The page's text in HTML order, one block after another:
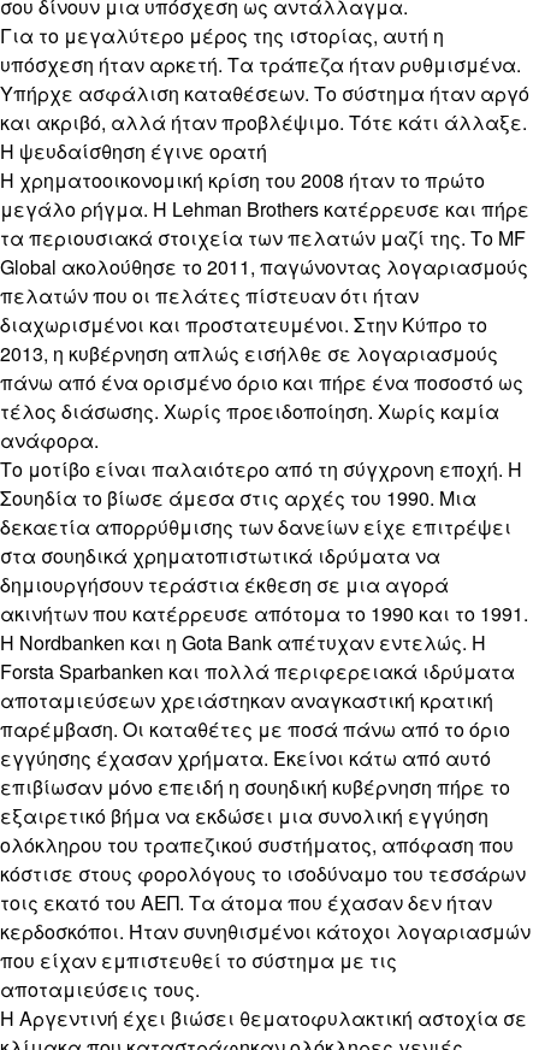
σου δίνουν μια υπόσχεση ως αντάλλαγμα.
Για το μεγαλύτερο μέρος της ιστορίας, αυτή η
υπόσχεση ήταν αρκετή. Τα τράπεζα ήταν ρυθμισμένα.
Υπήρχε ασφάλιση καταθέσεων. Το σύστημα ήταν αργό
και ακριβό, αλλά ήταν προβλέψιμο. Τότε κάτι άλλαξε.
Η ψευδαίσθηση έγινε ορατή
Η χρηματοοικονομική κρίση του 2008 ήταν το πρώτο
μεγάλο ρήγμα. Η Lehman Brothers κατέρρευσε και πήρε
τα περιουσιακά στοιχεία των πελατών μαζί της. Το MF
Global ακολούθησε το 2011, παγώνοντας λογαριασμούς
πελατών που οι πελάτες πίστευαν ότι ήταν
διαχωρισμένοι και προστατευμένοι. Στην Κύπρο το
2013, η κυβέρνηση απλώς εισήλθε σε λογαριασμούς
πάνω από ένα ορισμένο όριο και πήρε ένα ποσοστό ως
τέλος διάσωσης. Χωρίς προειδοποίηση. Χωρίς καμία
ανάφορα.
Το μοτίβο είναι παλαιότερο από τη σύγχρονη εποχή. Η
Σουηδία το βίωσε άμεσα στις αρχές του 1990. Μια
δεκαετία απορρύθμισης των δανείων είχε επιτρέψει
στα σουηδικά χρηματοπιστωτικά ιδρύματα να
δημιουργήσουν τεράστια έκθεση σε μια αγορά
ακινήτων που κατέρρευσε απότομα το 1990 και το 1991.
Η Nordbanken και η Gota Bank απέτυχαν εντελώς. Η
Forsta Sparbanken και πολλά περιφερειακά ιδρύματα
αποταμιεύσεων χρειάστηκαν αναγκαστική κρατική
παρέμβαση. Οι καταθέτες με ποσά πάνω από το όριο
εγγύησης έχασαν χρήματα. Εκείνοι κάτω από αυτό
επιβίωσαν μόνο επειδή η σουηδική κυβέρνηση πήρε το
εξαιρετικό βήμα να εκδώσει μια συνολική εγγύηση
ολόκληρου του τραπεζικού συστήματος, απόφαση που
κόστισε στους φορολόγους το ισοδύναμο του τεσσάρων
τοις εκατό του ΑΕΠ. Τα άτομα που έχασαν δεν ήταν
κερδοσκόποι. Ήταν συνηθισμένοι κάτοχοι λογαριασμών
που είχαν εμπιστευθεί το σύστημα με τις
αποταμιεύσεις τους.
Η Αργεντινή έχει βιώσει θεματοφυλακτική αστοχία σε